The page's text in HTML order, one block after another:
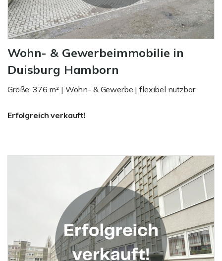
Wohn- & Gewerbeimmobilie in
Duisburg Hamborn
Größe: 376 m² | Wohn- & Gewerbe | flexibel nutzbar
Erfolgreich verkauft!